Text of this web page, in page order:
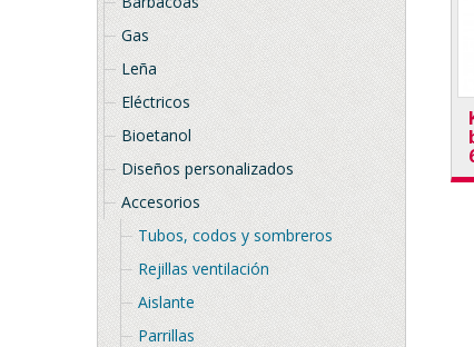
Gas
Leña
Eléctricos
Bioetanol
Diseños personalizados
Accesorios
Tubos, codos y sombreros
Rejillas ventilación
Aislante
Parrillas